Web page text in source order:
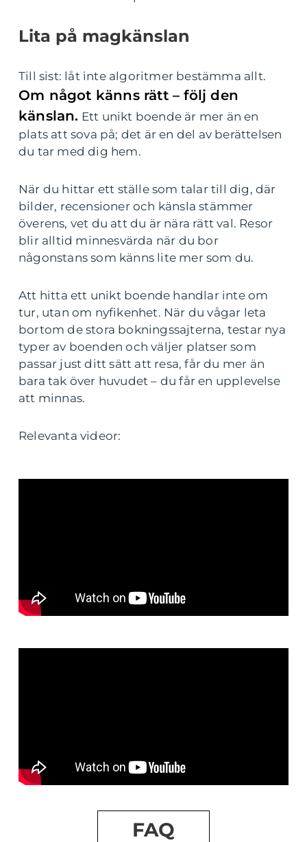
Lita på magkänslan
Till sist: låt inte algoritmer bestämma allt.
Om något känns rätt – följ den
känslan. Ett unikt boende är mer än en
plats att sova på; det är en del av berättelsen
du tar med dig hem.
När du hittar ett ställe som talar till dig, där
bilder, recensioner och känsla stämmer
överens, vet du att du är nära rätt val. Resor
blir alltid minnesvärda när du bor
någonstans som känns lite mer som du.
Att hitta ett unikt boende handlar inte om
tur, utan om nyfikenhet. När du vågar leta
bortom de stora bokningssajterna, testar nya
typer av boenden och väljer platser som
passar just ditt sätt att resa, får du mer än
bara tak över huvudet – du får en upplevelse
att minnas.
Relevanta videor:
FAQ